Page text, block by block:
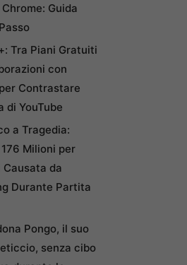
Guida
Tra Piani Gratuiti
con
Contrastare
di YouTube
a Tragedia:
Milioni per
Causata da
Durante Partita
Pongo, il suo
senza cibo